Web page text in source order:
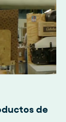
de